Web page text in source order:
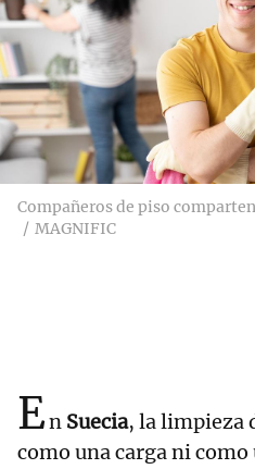
Compañeros de piso
MAGNIFIC
En Suecia, la limpieza
como una carga ni como